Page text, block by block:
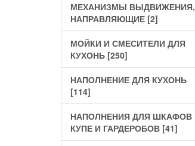
МЕХАНИЗМЫ ВЫДВИЖЕНИЯ,
НАПРАВЛЯЮЩИЕ [2]
МОЙКИ И СМЕСИТЕЛИ ДЛЯ
КУХОНЬ [250]
НАПОЛНЕНИЕ ДЛЯ КУХОНЬ
[114]
НАПОЛНЕНИЯ ДЛЯ ШКАФОВ
КУПЕ И ГАРДЕРОБОВ [41]